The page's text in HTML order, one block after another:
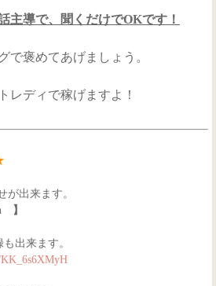
主導で、聞くだけでOKです！
で褒めてあげましょう。
レディで稼げますよ！
が出来ます。
】
出来ます。